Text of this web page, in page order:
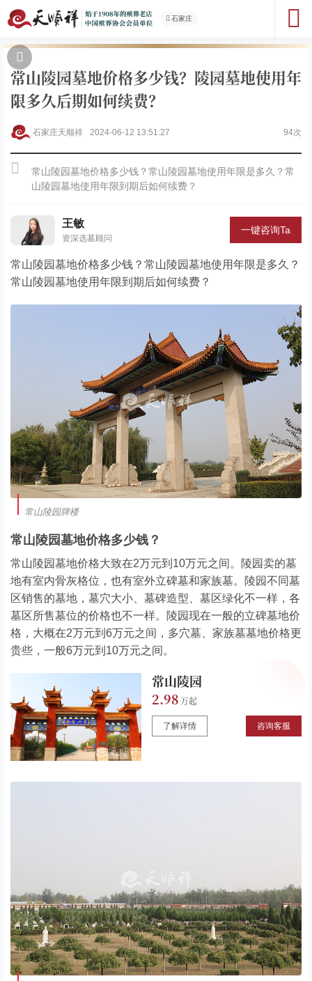
石家庄
常山陵园墓地价格多少钱？陵园墓地使用年
限多久后期如何续费？
石家庄天顺祥 2024-06-12 13:51:27 94次
常山陵园墓地价格多少钱？常山陵园墓地使用年限是多久？常
山陵园墓地使用年限到期后如何续费？
王敏
资深选墓顾问
一键咨询Ta
常山陵园墓地价格多少钱？常山陵园墓地使用年限是多久？
常山陵园墓地使用年限到期后如何续费？
常山陵园牌楼
常山陵园墓地价格多少钱？
常山陵园墓地价格大致在2万元到10万元之间。陵园卖的墓
地有室内骨灰格位，也有室外立碑墓和家族墓。陵园不同墓
区销售的墓地，墓穴大小、墓碑造型、墓区绿化不一样，各
墓区所售墓位的价格也不一样。陵园现在一般的立碑墓地价
格，大概在2万元到6万元之间，多穴墓、家族墓墓地价格更
贵些，一般6万元到10万元之间。
常山陵园
2.98
了解详情 咨询客服